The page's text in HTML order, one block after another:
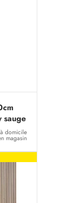
sauge
domicile
magasin